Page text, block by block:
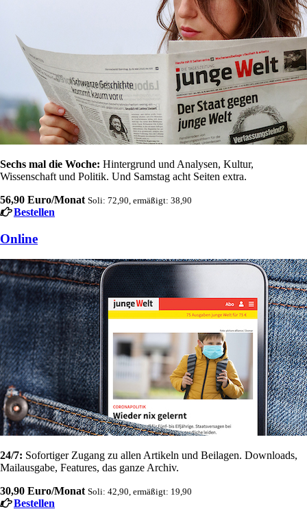
Sechs mal die Woche: Hintergrund und Analysen, Kultur,
Wissenschaft und Politik. Und Samstag acht Seiten extra.
56,90 Euro/Monat Soli: 72,90, ermäßigt: 38,90
Bestellen
Online
24/7: Sofortiger Zugang zu allen Artikeln und Beilagen. Downloads,
Mailausgabe, Features, das ganze Archiv.
30,90 Euro/Monat Soli: 42,90, ermäßigt: 19,90
Bestellen